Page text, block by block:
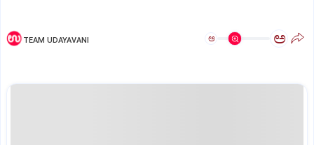
TEAM UDAYAVANI ಅ ಅ